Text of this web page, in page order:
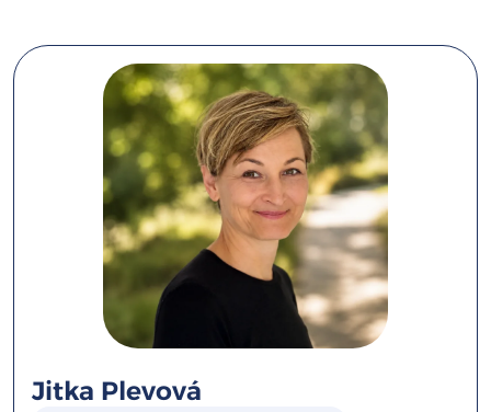
Jitka Plevová